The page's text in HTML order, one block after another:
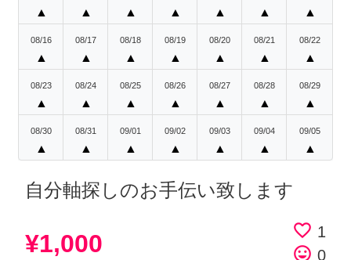
▲ ▲ ▲ ▲ ▲ ▲ ▲
08/16
▲
08/17
▲
08/18
▲
08/19
▲
08/20
▲
08/21
▲
08/22
▲
08/23
▲
08/24
▲
08/25
▲
08/26
▲
08/27
▲
08/28
▲
08/29
▲
08/30
▲
08/31
▲
09/01
▲
09/02
▲
09/03
▲
09/04
▲
09/05
▲
自分軸探しのお手伝い致します
¥1,000 favorite_border 1
tag_faces 0